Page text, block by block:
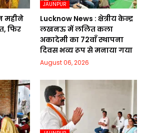
महीने
फिर
JAUNPUR
Lucknow News : क्षेत्रीय केन्द्र
लखनऊ में ललित कला
अकादेमी का 72वाॅं स्थापना
दिवस भव्य रूप से मनाया गया
August 06, 2026